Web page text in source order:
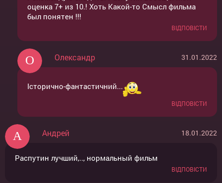
оценка 7+ из 10.! Хоть Какой-то Смысл фильма
был понятен !!!
ВІДПОВІСТИ
Олександр 31.01.2022
Історично-фантастичний...
ВІДПОВІСТИ
Андрей 18.01.2022
Распутин лучший,.., нормальный фильм
ВІДПОВІСТИ